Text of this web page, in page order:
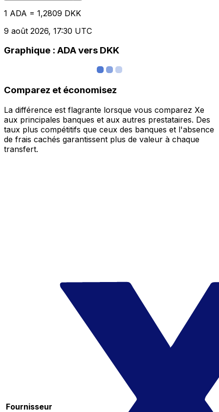
1 ADA = 1,2809 DKK
9 août 2026, 17:30 UTC
Graphique : ADA vers DKK
Comparez et économisez
La différence est flagrante lorsque vous comparez Xe
aux principales banques et aux autres prestataires. Des
taux plus compétitifs que ceux des banques et l'absence
de frais cachés garantissent plus de valeur à chaque
transfert.
Fournisseur